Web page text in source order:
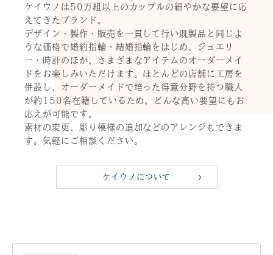
ケイウノは50万組以上のカップルの細やかな要望に応
えてきたブランド。
デザイン・製作・販売を一貫して行い既製品と同じよ
うな価格で婚約指輪・結婚指輪をはじめ、ジュエリ
ー・時計のほか、さまざまなアイテムのオーダーメイ
ドをお楽しみいただけます。ほとんどの店舗に工房を
併設し、オーダーメイドで培った得意分野を持つ職人
が約150名在籍しているため、どんな高い要望にもお
応えが可能です。
素材の変更、彫り模様の追加などのアレンジもできま
す。気軽にご相談ください。
ケイウノについて